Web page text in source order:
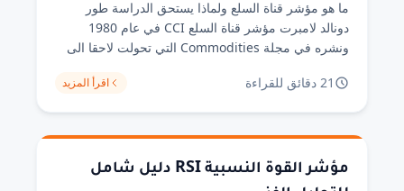
ما هو مؤشر قناة السلع ولماذا يستحق الدراسة طور
دونالد لامبرت مؤشر قناة السلع CCI في عام 1980
ونشره في مجلة Commodities التي تحولت لاحقا الى
ان المؤشر يستخدم اليوم على نطاق واسع في جميع
21 دقائق للقراءة اقرأ المزيد
مؤشر القوة النسبية RSI دليل شامل